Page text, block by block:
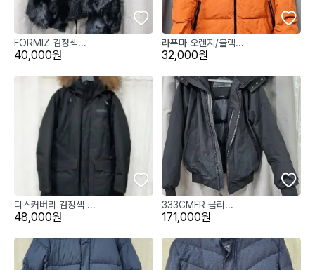
FORMIZ 검정색...
40,000원
라푸마 오렌지/블랙...
32,000원
디스커버리 검정색 ...
48,000원
333CMFR 곰리...
171,000원